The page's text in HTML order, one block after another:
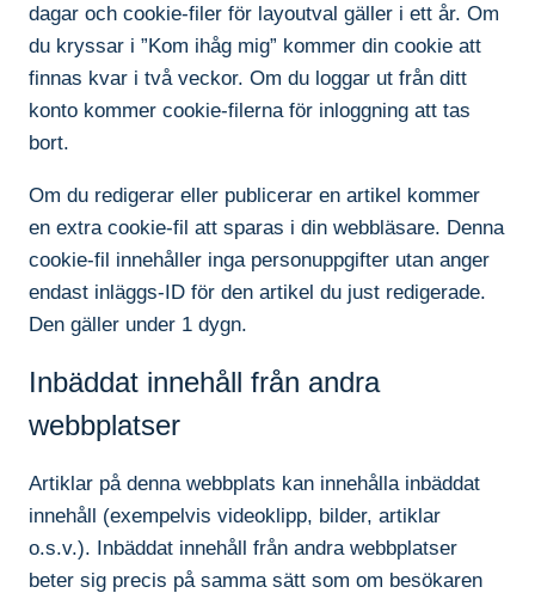
dagar och cookie-filer för layoutval gäller i ett år. Om
du kryssar i ”Kom ihåg mig” kommer din cookie att
finnas kvar i två veckor. Om du loggar ut från ditt
konto kommer cookie-filerna för inloggning att tas
bort.
Om du redigerar eller publicerar en artikel kommer
en extra cookie-fil att sparas i din webbläsare. Denna
cookie-fil innehåller inga personuppgifter utan anger
endast inläggs-ID för den artikel du just redigerade.
Den gäller under 1 dygn.
Inbäddat innehåll från andra
webbplatser
Artiklar på denna webbplats kan innehålla inbäddat
innehåll (exempelvis videoklipp, bilder, artiklar
o.s.v.). Inbäddat innehåll från andra webbplatser
beter sig precis på samma sätt som om besökaren